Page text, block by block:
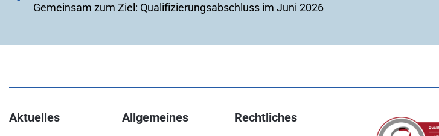
Gemeinsam zum Ziel: Qualifizierungsabschluss im Juni 2026
Aktuelles Allgemeines Rechtliches